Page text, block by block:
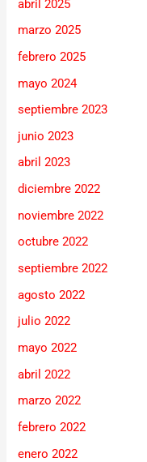
abril 2025
marzo 2025
febrero 2025
mayo 2024
septiembre 2023
junio 2023
abril 2023
diciembre 2022
noviembre 2022
octubre 2022
septiembre 2022
agosto 2022
julio 2022
mayo 2022
abril 2022
marzo 2022
febrero 2022
enero 2022